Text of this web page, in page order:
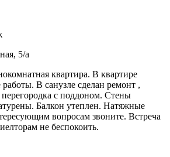
5/а
квартира. В квартире
В санузле сделан ремонт ,
с поддоном. Стены
Балкон утеплен. Натяжные
вопросам звоните. Встреча
не беспокоить.